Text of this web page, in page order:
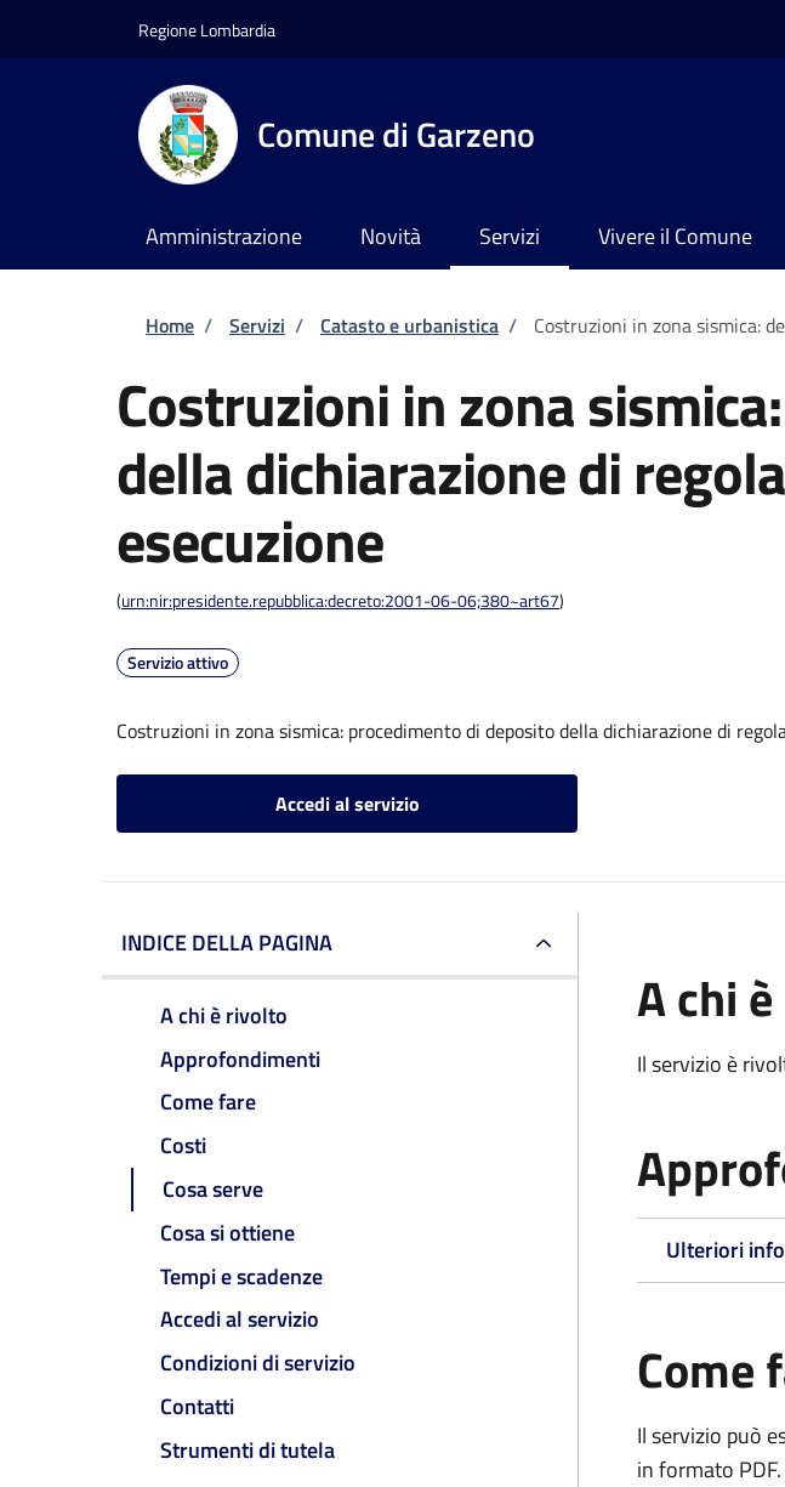
Regione Lombardia
Comune di Garzeno
Amministrazione Novità Servizi Vivere il Comune
Briciole di pane
Home / Servizi / Catasto e urbanistica / Costruzioni in zona sismica:
Costruzioni in zona
della dichiarazione di
esecuzione
(urn:nir:presidente.repubblica:decreto:2001-06-06;380~art67)
Servizio attivo
Costruzioni in zona sismica: procedimento di deposito della dichiarazione di
Accedi al servizio
INDICE DELLA PAGINA
A chi è rivolto
Approfondimenti
Come fare
Costi
Cosa serve
Cosa si ottiene
Tempi e scadenze
Accedi al servizio
Condizioni di servizio
Contatti
Strumenti di tutela
A chi
Il servizio è
Ulteriori
Come
Il servizio può
in formato PDF.